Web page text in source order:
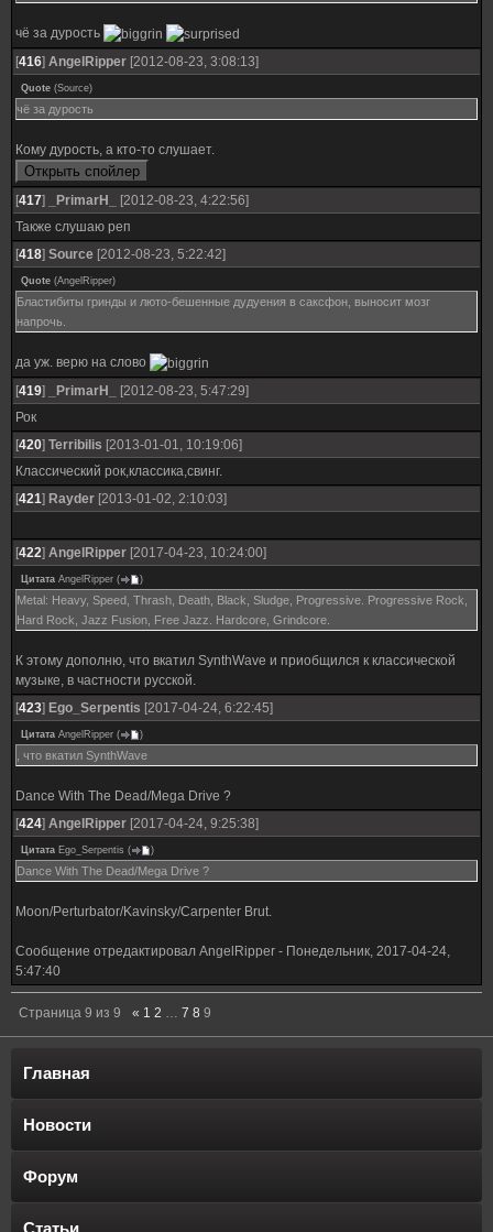
чё за дурость
[416] AngelRipper [2012-08-23, 3:08:13]
Quote (Source)
чё за дурость
Кому дурость, а кто-то слушает.
[417] _PrimarH_
[2012-08-23, 4:22:56]
Также слушаю реп
[418] Source [2012-08-23, 5:22:42]
Quote (AngelRipper)
Бластибиты гринды и люто-бешенные дудуения в саксфон, выносит мозг
напрочь.
да уж. верю на слово
[419] _PrimarH_
[2012-08-23, 5:47:29]
Рок
[420] Terribilis [2013-01-01, 10:19:06]
Классический рок,классика,свинг.
[421] Rayder [2013-01-02, 2:10:03]
[422] AngelRipper [2017-04-23, 10:24:00]
Цитата AngelRipper ( )
Metal: Heavy, Speed, Thrash, Death, Black, Sludge, Progressive. Progressive Rock,
Hard Rock, Jazz Fusion, Free Jazz. Hardcore, Grindcore.
К этому дополню, что вкатил SynthWave и приобщился к классической
музыке, в частности русской.
[423] Ego_Serpentis [2017-04-24, 6:22:45]
Цитата AngelRipper ( )
, что вкатил SynthWave
Dance With The Dead/Mega Drive ?
[424] AngelRipper [2017-04-24, 9:25:38]
Цитата Ego_Serpentis ( )
Dance With The Dead/Mega Drive ?
Moon/Perturbator/Kavinsky/Carpenter Brut.
Сообщение отредактировал AngelRipper - Понедельник, 2017-04-24,
5:47:40
Страница 9 из 9 « 1 2 … 7 8 9
Главная
Новости
Форум
Статьи